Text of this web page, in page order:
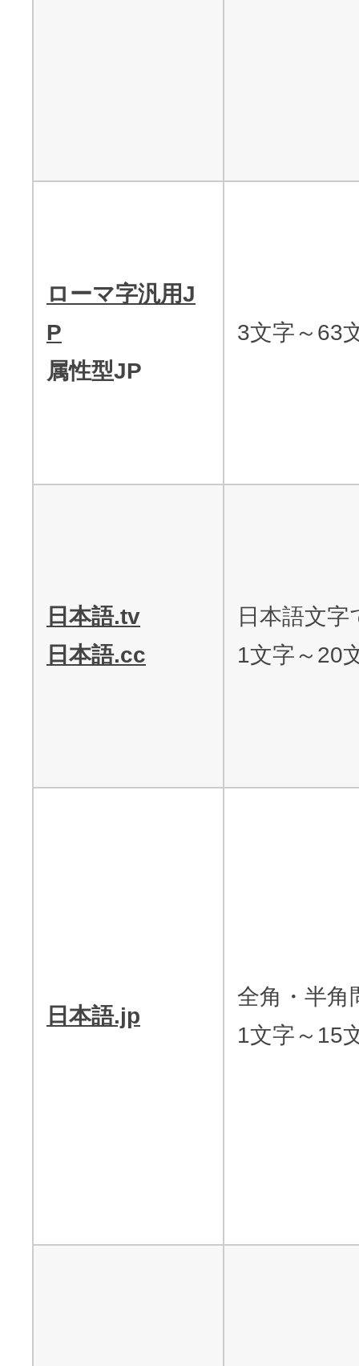
ローマ字汎用J
P
属性型JP
3文字～63
日本語.tv
日本語.cc
日本語文字
1文字～20
日本語.jp
全角・半角
1文字～15